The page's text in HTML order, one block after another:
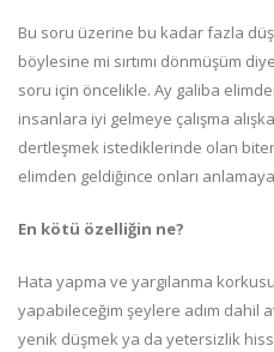
Bu soru üzerine bu kadar fazla
böylesine mi sırtımı dönmüşüm
soru için öncelikle. Ay galiba
insanlara iyi gelmeye çalışma
dertleşmek istediklerinde olan
elimden geldiğince onları
En kötü özelliğin ne?
Hata yapma ve yargılanma
yapabileceğim şeylere adım dahil
yenik düşmek ya da yetersizlik